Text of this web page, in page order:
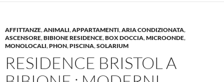
AFFITTANZE,ANIMALI,APPARTAMENTI,ARIA CONDIZIONATA,
ASCENSORE,BIBIONE RESIDENCE,BOX DOCCIA,MICROONDE,
MONOLOCALI,PHON,PISCINA,SOLARIUM
RESIDENCE BRISTOL A